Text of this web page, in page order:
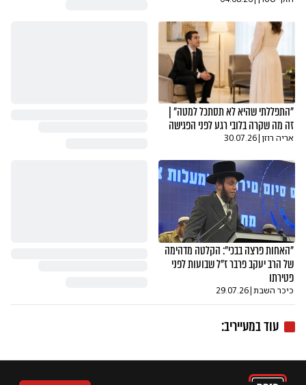
"התפללתי שהיא לא תסתכל למטה" |
זה מה שקרה בלובי רגע לפני הפגישה
אריה רוזן|
30.07.26
"האחות פרצה בבכי": הקלטה מדהימה
של הרב יעקב פרבר ז"ל שבועות לפני
פטירתו
כיכר השבת|
29.07.26
עוד במעייריב: